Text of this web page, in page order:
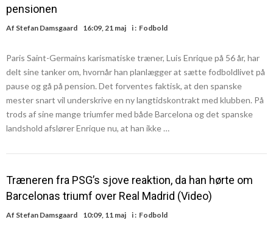
pensionen
Af Stefan Damsgaard 16:09, 21 maj i : Fodbold
Paris Saint-Germains karismatiske træner, Luis Enrique på 56 år, har
delt sine tanker om, hvornår han planlægger at sætte fodboldlivet på
pause og gå på pension. Det forventes faktisk, at den spanske
mester snart vil underskrive en ny langtidskontrakt med klubben. På
trods af sine mange triumfer med både Barcelona og det spanske
landshold afslører Enrique nu, at han ikke …
Træneren fra PSG’s sjove reaktion, da han hørte om
Barcelonas triumf over Real Madrid (Video)
Af Stefan Damsgaard 10:09, 11 maj i : Fodbold